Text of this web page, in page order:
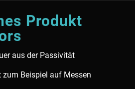
Produkt
aus der Passivität
Beispiel auf Messen